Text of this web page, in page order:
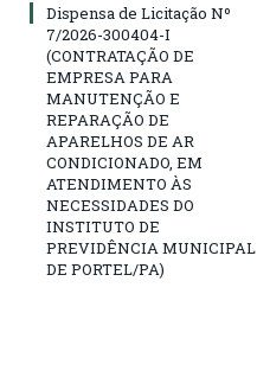
Dispensa de Licitação Nº
7/2026-300404-I
(CONTRATAÇÃO DE
EMPRESA PARA
MANUTENÇÃO E
REPARAÇÃO DE
APARELHOS DE AR
CONDICIONADO, EM
ATENDIMENTO ÀS
NECESSIDADES DO
INSTITUTO DE
PREVIDÊNCIA MUNICIPAL
DE PORTEL/PA)